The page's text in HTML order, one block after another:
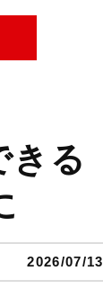
きる
2026/07/13